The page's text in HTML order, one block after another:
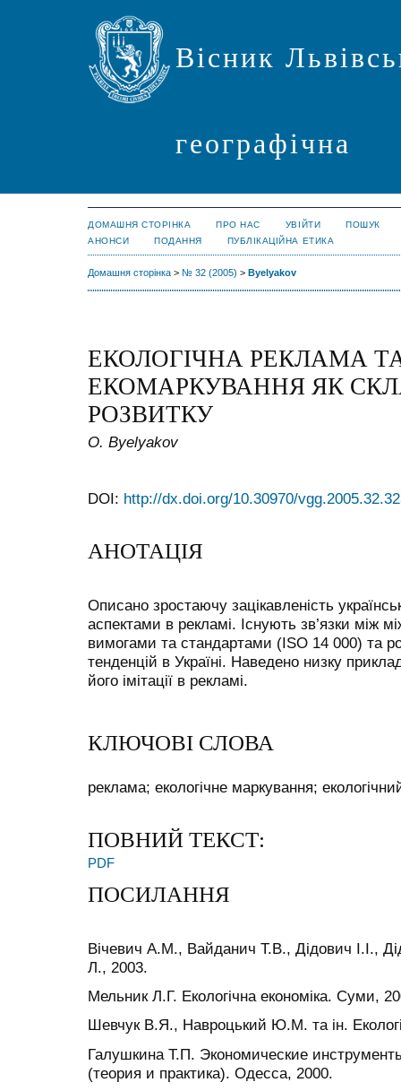
Вісник
географічна
ДОМАШНЯ СТОРІНКА ПРО НАС УВІЙТИ
ПОШУК
АНОНСИ
ПОДАННЯ ПУБЛІКАЦІЙНА ЕТИКА
Домашня сторінка > № 32 (2005) > Byelyakov
ЕКОЛОГІЧНА РЕКЛАМА
ЕКОМАРКУВАННЯ ЯК
РОЗВИТКУ
O. Byelyakov
DOI: http://dx.doi.org/10.30970/
АНОТАЦІЯ
Описано зростаючу зацікавленість
аспектами в рекламі. Існують зв’язки між
вимогами та стандартами (ISO 14 000) та
тенденцій в Україні. Наведено низку
його імітації в рекламі.
КЛЮЧОВІ СЛОВА
реклама; екологічне маркування;
ПОВНИЙ ТЕКСТ:
PDF
ПОСИЛАННЯ
Вічевич А.М., Вайданич Т.В., Дідович І.І.,
Л., 2003.
Мельник Л.Г. Екологічна економіка. Суми,
Шевчук В.Я., Навроцький Ю.М. та ін.
Галушкина Т.П. Экономические
(теория и практика). Одесса, 2000.